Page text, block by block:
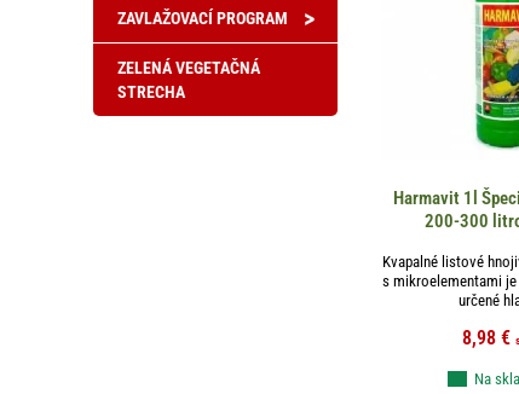
Harmavit 1l
200-300
Kvapalné listové
s mikroelementami
určené
8,98 €
Na
>
ZAVLAŽOVACÍ PROGRAM
ZELENÁ VEGETAČNÁ
STRECHA